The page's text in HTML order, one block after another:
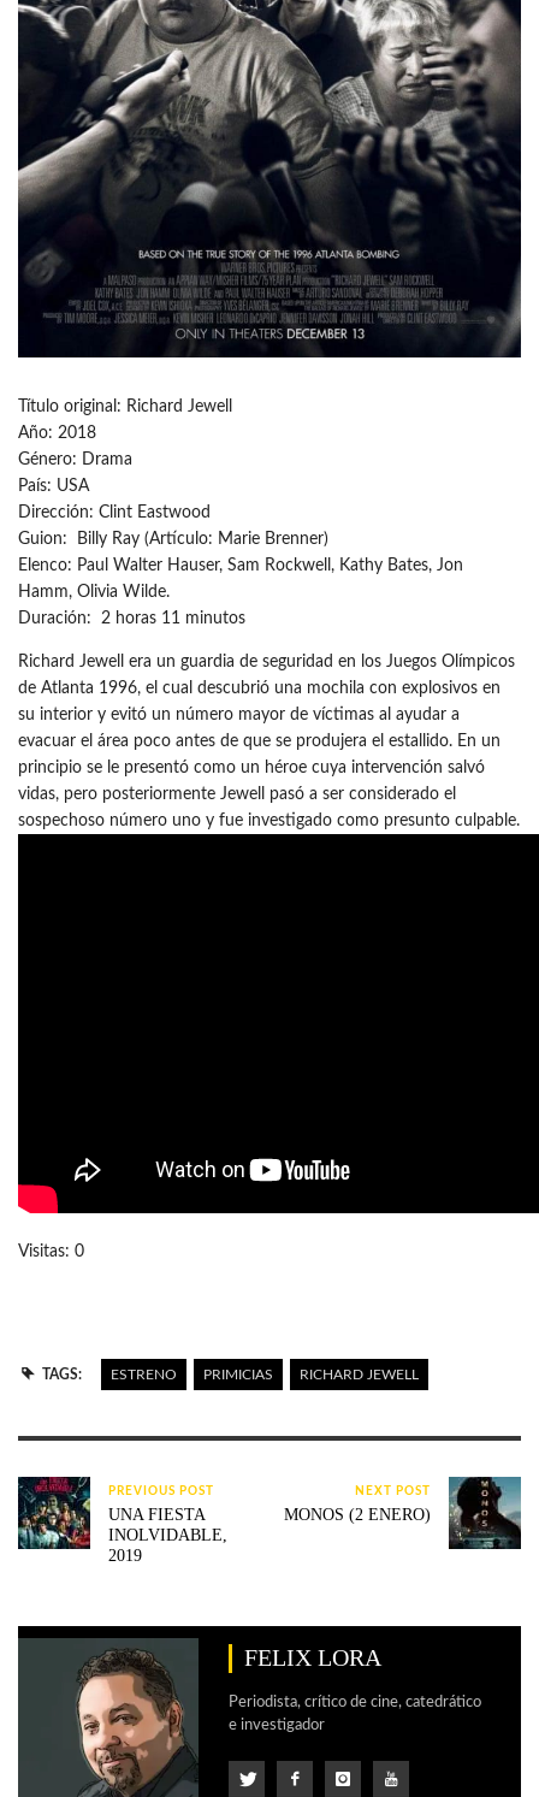
Título original: Richard Jewell
Año: 2018
Género: Drama
País: USA
Dirección: Clint Eastwood
Guion: Billy Ray (Artículo: Marie Brenner)
Elenco: Paul Walter Hauser, Sam Rockwell, Kathy Bates, Jon
Hamm, Olivia Wilde.
Duración: 2 horas 11 minutos
Richard Jewell era un guardia de seguridad en los Juegos Olímpicos
de Atlanta 1996, el cual descubrió una mochila con explosivos en
su interior y evitó un número mayor de víctimas al ayudar a
evacuar el área poco antes de que se produjera el estallido. En un
principio se le presentó como un héroe cuya intervención salvó
vidas, pero posteriormente Jewell pasó a ser considerado el
sospechoso número uno y fue investigado como presunto culpable.
Visitas: 0
TAGS: ESTRENO PRIMICIAS RICHARD JEWELL
PREVIOUS POST
UNA FIESTA
INOLVIDABLE,
2019
NEXT POST
MONOS (2 ENERO)
FELIX LORA
Periodista, crítico de cine, catedrático
e investigador